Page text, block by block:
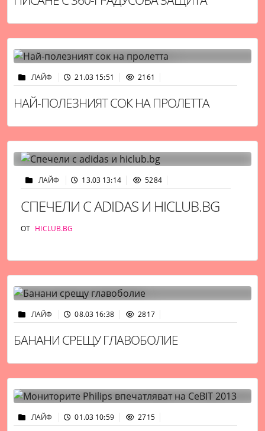
ЛАЙФ 21.03 15:51 2161
НАЙ-ПОЛЕЗНИЯТ СОК НА ПРОЛЕТТА
ЛАЙФ 13.03 13:14 5284
СПЕЧЕЛИ С ADIDAS И HICLUB.BG
ОТ HICLUB.BG
ЛАЙФ 08.03 16:38 2817
БАНАНИ СРЕЩУ ГЛАВОБОЛИЕ
ЛАЙФ 01.03 10:59 2715